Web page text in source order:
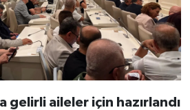
gelirli aileler için hazırlandı